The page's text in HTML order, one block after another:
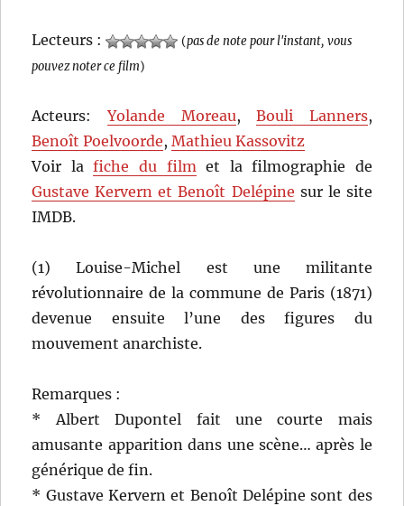
Lecteurs : (pas de note pour l'instant, vous
pouvez noter ce film)
Acteurs:Yolande Moreau,Bouli Lanners,
Benoît Poelvoorde,Mathieu Kassovitz
Voir lafiche du filmet la filmographie de
Gustave Kervern et Benoît Delépine sur le site
IMDB.
(1) Louise-Michel est une militante
révolutionnaire de la commune de Paris (1871)
devenue ensuite l’une des figures du
mouvement anarchiste.
Remarques :
* Albert Dupontel fait une courte mais
amusante apparition dans une scène… après le
générique de fin.
* Gustave Kervern et Benoît Delépine sont des